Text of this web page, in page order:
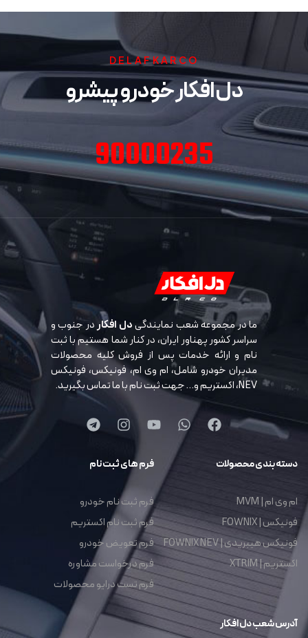
DELAFKARCO
دل افکار خودرو پیشرو
90000235
ما در مجموعه شعب نمایندگیدل افکاردر جنوب و
سراسر کشور پهناور ایران، در کنار شما هستیم با ثبت
نام و ارائه خدمات پس از فروش کلیه محصولات
مدیران خودرو شامل، ام وی ام، فونیکس، فونیکس
NEV، اکستریم و… جهت ثبت نام با ما تماس بگیرید.
دسته بندی محصولات
ام وی ام | MVM
فونیکس | FOWNIX
فونیکس هیبریدی | FOWNIX NEV
اکستریم | XTRIM
فرم های ثبت نام
فرم ثبت نام خودرو
فرم ثبت نام اکستریم
فرم تعویض خودرو
فرم درخواست مشاوره
فرم تست درایو محصولات
آدرس شعب دل افکار